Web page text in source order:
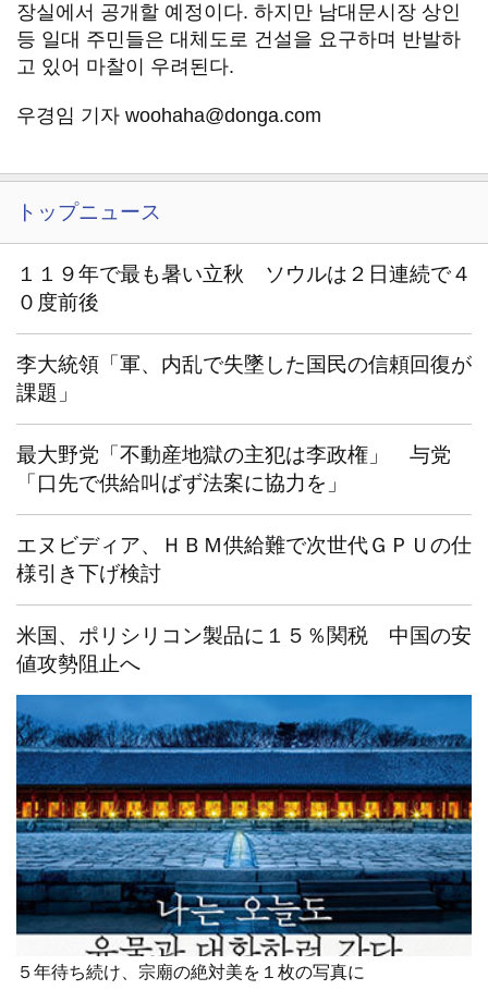
장실에서 공개할 예정이다. 하지만 남대문시장 상인
등 일대 주민들은 대체도로 건설을 요구하며 반발하
고 있어 마찰이 우려된다.
우경임 기자 woohaha@donga.com
トップニュース
１１９年で最も暑い立秋 ソウルは２日連続で４
０度前後
李大統領「軍、内乱で失墜した国民の信頼回復が
課題」
最大野党「不動産地獄の主犯は李政権」 与党
「口先で供給叫ばず法案に協力を」
エヌビディア、ＨＢＭ供給難で次世代ＧＰＵの仕
様引き下げ検討
米国、ポリシリコン製品に１５％関税 中国の安
値攻勢阻止へ
５年待ち続け、宗廟の絶対美を１枚の写真に